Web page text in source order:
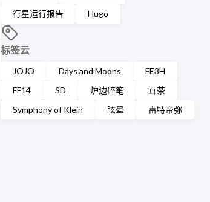
行星运行报告
Hugo
标签云
JOJO Days and Moons
FE3H
FF14
SD 炉边碎笔
茸茶
Symphony of Klein
眩晕 雷特帝弥